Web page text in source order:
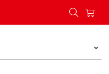
500 g - Konzum